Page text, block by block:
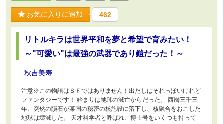
お気に入りに追加 462
リトルキラは世界平和を夢と希望で育みたい！
～"可愛い"は最強の武器であり鎧だった！～
秋吉美寿
注意※この物語はＳＦではありません！出だしはそれっぽいけれど
ファンタジーです！ 始まりは地球の滅亡からだった。 西暦三千三
年、突然の隕石が某国の秘密の核施設に落下し、核融合をおこした
地球は壊滅した。 天才科学者と呼ばれ、博士号をいくつも持って